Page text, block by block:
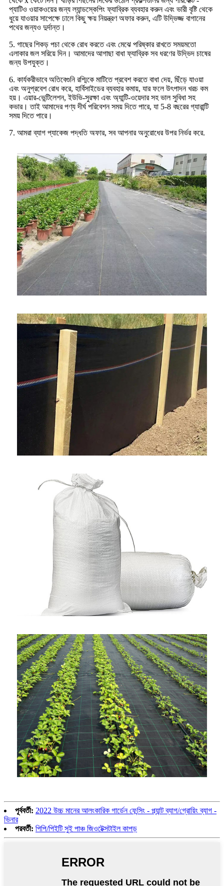
প্যাটিও ওয়াকওয়ের জন্য ল্যান্ডস্কেপিং ফ্যাব্রিক ব্যবহার করুন এবং ভারী বৃষ্টি থেকে
ধুয়ে যাওয়ার সাপেক্ষে ঢালে কিছু ক্ষয় নিয়ন্ত্রণ অফার করুন, এটি উদ্ভিজ্জ বাগানের
পথের জন্যও দুর্দান্ত।
5. গাছের শিকড় পচা থেকে রোধ করতে এবং মেঝে পরিষ্কার রাখতে সময়মতো
এলাকার জল সরিয়ে দিন। আমাদের আগাছা বাধা ফ্যাব্রিক সব ধরণের উদ্ভিদ চাষের
জন্য উপযুক্ত।
6. কার্যকরীভাবে অতিবেগুনি রশ্মিকে মাটিতে প্রবেশ করতে বাধা দেয়, ছিঁড়ে যাওয়া
এবং অনুপ্রবেশ রোধ করে, হার্বিসাইডের ব্যবহার কমায়, যার ফলে উৎপাদন খরচ কম
হয়। এয়ার-ভেন্টিলেশন, ইউভি-সুরক্ষা এবং অ্যান্টি-ওয়েদার সহ ভাল সুবিধা সহ
কভার। তাই আমাদের পণ্য দীর্ঘ পরিবেশন সময় দিতে পারে, যা 5-8 বছরের গ্যারান্টি
সময় দিতে পারে।
7. আমরা ব্যাগ প্যাকেজ পদ্ধতি অফার, সব আপনার অনুরোধের উপর নির্ভর করে.
পূর্ববর্তী: 2022 উচ্চ মানের আলংকারিক গার্ডেন ফেন্সিং - প্ল্যান্ট ব্যাগ/গ্রোয়িং ব্যাগ -
ভিনার
পরবর্তী: পিপি/পিইটি সুই পাঞ্চ জিওটেক্সটাইল কাপড়